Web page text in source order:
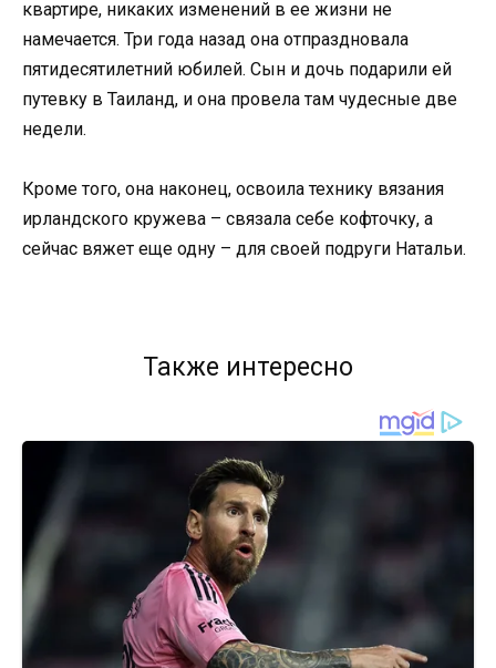
квартире, никаких изменений в ее жизни не
намечается. Три года назад она отпраздновала
пятидесятилетний юбилей. Сын и дочь подарили ей
путевку в Таиланд, и она провела там чудесные две
недели.
Кроме того, она наконец, освоила технику вязания
ирландского кружева – связала себе кофточку, а
сейчас вяжет еще одну – для своей подруги Натальи.
Также интересно